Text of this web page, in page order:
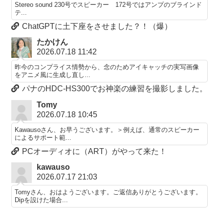
Stereo sound 230号でスピーカー 172号ではアンプのブラインド
テ...
ChatGPTに土下座をさせました？！（爆）
たかけん
2026.07.18 11:42
昨今のコンプライス情勢から、念のためアイキャッチの実写画像
をアニメ風に生成し直し...
パナのHDC-HS300でお神楽の練習を撮影しました。
Tomy
2026.07.18 10:45
Kawausoさん、お早うございます。＞例えば、通常のスピーカー
によるサポート範...
PCオーディオに（ART）がやって来た！
kawauso
2026.07.17 21:03
Tomyさん、おはようございます。ご返信ありがとうございます。
Dipを設けた場合...